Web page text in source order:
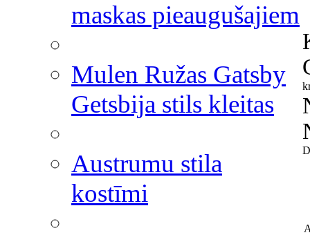
maskas pieaugušajiem
Mulen Ružas Gatsby
Getsbija stils kleitas
Austrumu stila
kostīmi